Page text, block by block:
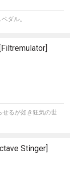
ダル。
せるが如き狂気の世
Stinger]